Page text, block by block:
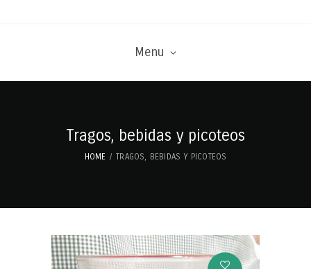
Menu
Tragos, bebidas y picoteos
HOME TRAGOS, BEBIDAS Y PICOTEOS